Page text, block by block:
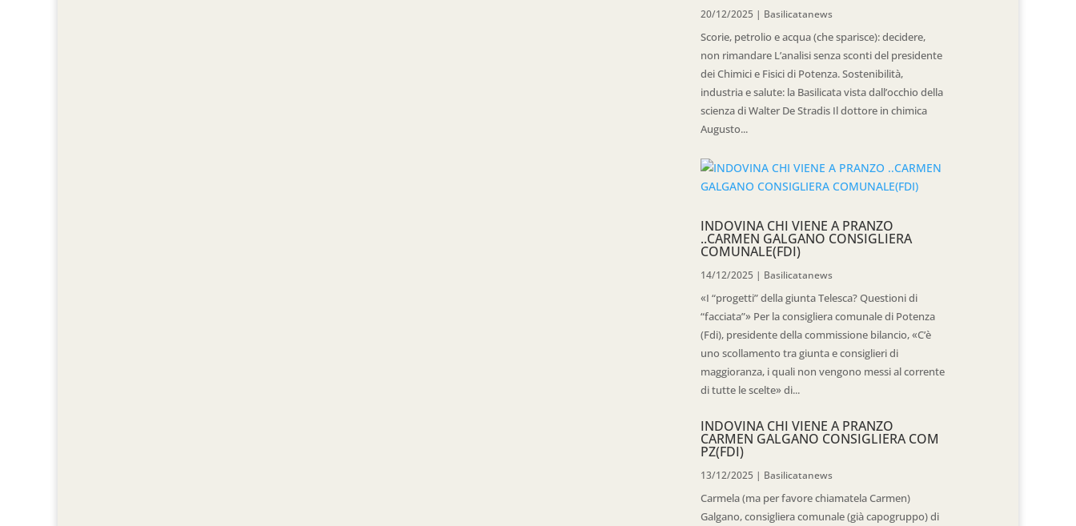
20/12/2025 | Basilicatanews
Scorie, petrolio e acqua (che sparisce): decidere,
non rimandare L’analisi senza sconti del presidente
dei Chimici e Fisici di Potenza. Sostenibilità,
industria e salute: la Basilicata vista dall’occhio della
scienza di Walter De Stradis Il dottore in chimica
Augusto...
INDOVINA CHI VIENE A PRANZO
..CARMEN GALGANO CONSIGLIERA
COMUNALE(FDI)
14/12/2025 | Basilicatanews
«I “progetti” della giunta Telesca? Questioni di
“facciata”» Per la consigliera comunale di Potenza
(Fdi), presidente della commissione bilancio, «C’è
uno scollamento tra giunta e consiglieri di
maggioranza, i quali non vengono messi al corrente
di tutte le scelte» di...
INDOVINA CHI VIENE A PRANZO
CARMEN GALGANO CONSIGLIERA COM
PZ(FDI)
13/12/2025 | Basilicatanews
Carmela (ma per favore chiamatela Carmen)
Galgano, consigliera comunale (già capogruppo) di